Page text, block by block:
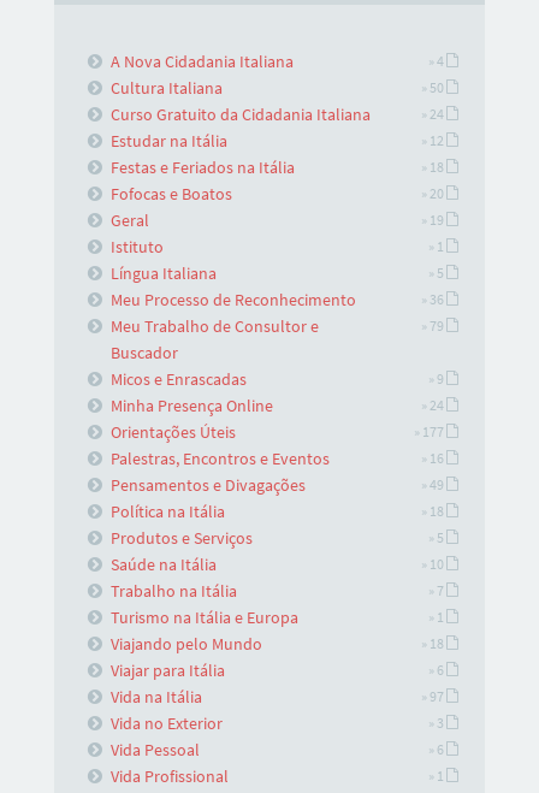
A Nova Cidadania Italiana » 4
Cultura Italiana » 50
Curso Gratuito da Cidadania Italiana » 24
Estudar na Itália » 12
Festas e Feriados na Itália » 18
Fofocas e Boatos » 20
Geral » 19
Istituto » 1
Língua Italiana » 5
Meu Processo de Reconhecimento » 36
Meu Trabalho de Consultor e
Buscador
» 79
Micos e Enrascadas » 9
Minha Presença Online » 24
Orientações Úteis » 177
Palestras, Encontros e Eventos » 16
Pensamentos e Divagações » 49
Política na Itália » 18
Produtos e Serviços » 5
Saúde na Itália » 10
Trabalho na Itália » 7
Turismo na Itália e Europa » 1
Viajando pelo Mundo » 18
Viajar para Itália » 6
Vida na Itália » 97
Vida no Exterior » 3
Vida Pessoal » 6
Vida Profissional » 1